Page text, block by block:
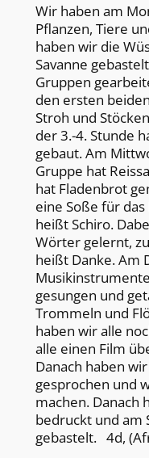
Wir haben am
Pflanzen, Tiere
haben wir die
Savanne
Gruppen
den ersten
Stroh und
der 3.-4. Stunde
gebaut. Am
Gruppe hat
hat Fladenbrot
eine Soße für
heißt Schiro.
Wörter gelernt,
heißt Danke. Am
gesungen und
Trommeln und
haben wir alle
alle einen Film
Danach haben
gesprochen und
machen. Danach
bedruckt und am
gebastelt. 4d,